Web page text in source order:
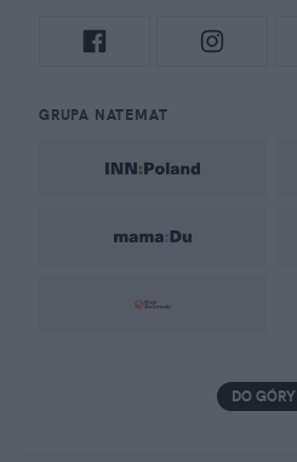
GRUPA NATEMAT
DO GÓRY